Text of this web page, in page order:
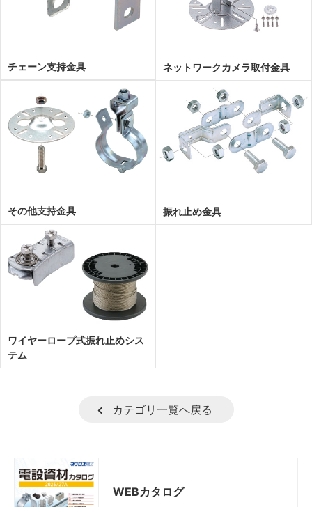
チェーン支持金具 ネットワークカメラ取付金具
その他支持金具 振れ止め金具
ワイヤーロープ式振れ止めシス
テム
カテゴリ一覧へ戻る
WEBカタログ